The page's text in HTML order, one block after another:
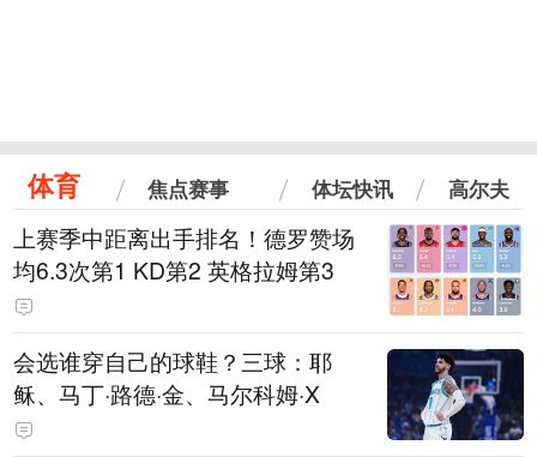
体育 焦点赛事 体坛快讯 高尔夫
上赛季中距离出手排名！德罗赞场
均6.3次第1 KD第2 英格拉姆第3
会选谁穿自己的球鞋？三球：耶
稣、马丁·路德·金、马尔科姆·X